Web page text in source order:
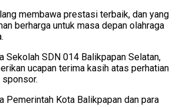
membawa prestasi terbaik, dan yang
berharga untuk masa depan olahraga
Sekolah SDN 014 Balikpapan Selatan,
ucapan terima kasih atas perhatian
sponsor.
Pemerintah Kota Balikpapan dan para